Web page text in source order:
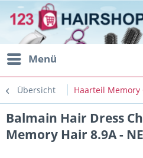
Menü
Übersicht Haarteil Memory
Balmain Hair Dress
Memory Hair 8.9A -